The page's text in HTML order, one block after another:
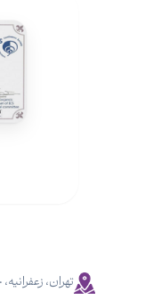
تهران، زعفرانیه،